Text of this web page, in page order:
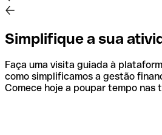
Simplifique a sua
Faça uma visita guiada à
como simplificamos a gestão
Comece hoje a poupar tempo nas